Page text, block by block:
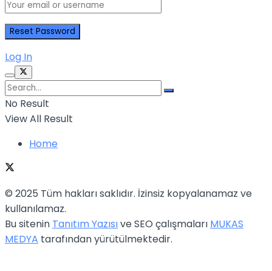
Log In
No Result
View All Result
Home
© 2025 Tüm hakları saklıdır. İzinsiz kopyalanamaz ve
kullanılamaz.
Bu sitenin Tanıtım Yazısıve SEO çalışmaları MUKAS
MEDYA tarafından yürütülmektedir.